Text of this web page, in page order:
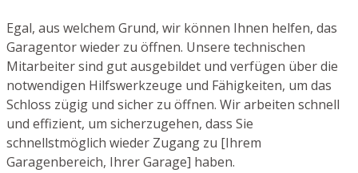
Egal, aus welchem Grund, wir können Ihnen helfen, das
Garagentor wieder zu öffnen. Unsere technischen
Mitarbeiter sind gut ausgebildet und verfügen über die
notwendigen Hilfswerkzeuge und Fähigkeiten, um das
Schloss zügig und sicher zu öffnen. Wir arbeiten schnell
und effizient, um sicherzugehen, dass Sie
schnellstmöglich wieder Zugang zu [Ihrem
Garagenbereich, Ihrer Garage] haben.